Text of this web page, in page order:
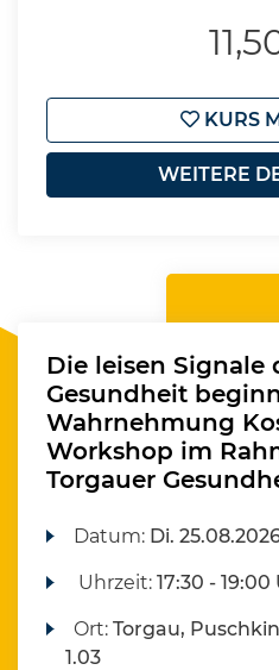
KURS
WEITERE
Die leisen Signale
Gesundheit
Wahrnehmung
Workshop im
Torgauer
Datum: Di.
Uhrzeit:17:30 - 19:00
Ort:Torgau,
1.03